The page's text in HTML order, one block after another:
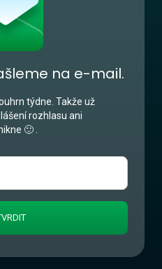
na e-mail.
týdne. Takže už
rozhlasu ani
🙂 .